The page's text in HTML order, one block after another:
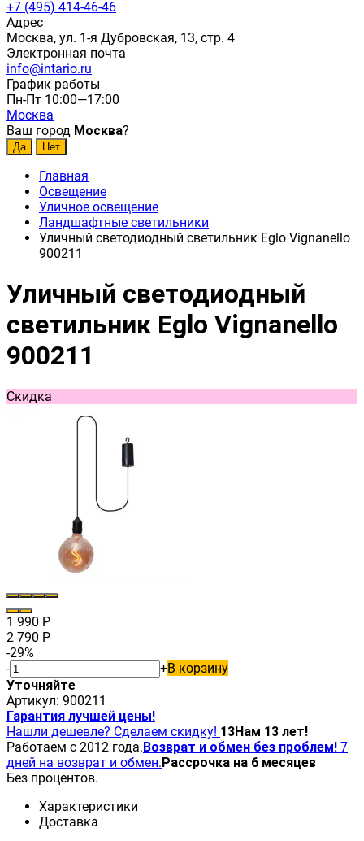
+7 (495) 414-46-46
Адрес
Москва, ул. 1-я Дубровская, 13, стр. 4
Электронная почта
info@intario.ru
График работы
Пн-Пт 10:00—17:00
Москва
Ваш город Москва?
Главная
Освещение
Уличное освещение
Ландшафтные светильники
Уличный светодиодный светильник Eglo Vignanello
900211
Уличный светодиодный
светильник Eglo Vignanello
900211
Скидка
1 990 Р
2 790 Р
-29%
-
+В корзину
Уточняйте
Артикул: 900211
Гарантия лучшей цены!
Нашли дешевле? Сделаем скидку! 13Нам 13 лет!
Работаем с 2012 года.Возврат и обмен без проблем! 7
дней на возврат и обмен.Рассрочка на 6 месяцев
Без процентов.
Характеристики
Доставка